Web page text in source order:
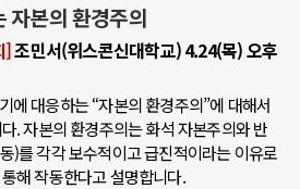
자본의 환경주의
]조민서(위스콘신대학교) 4.24(목) 오후
에 대응하는 “자본의 환경주의”에 대해서
. 자본의 환경주의는 화석 자본주의와 반
)를 각각 보수적이고 급진적이라는 이유로
해 작동한다고 설명합니다.